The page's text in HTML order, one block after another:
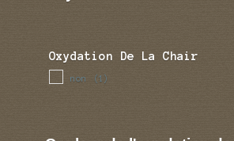
Oxydation De La Chair
non (1)